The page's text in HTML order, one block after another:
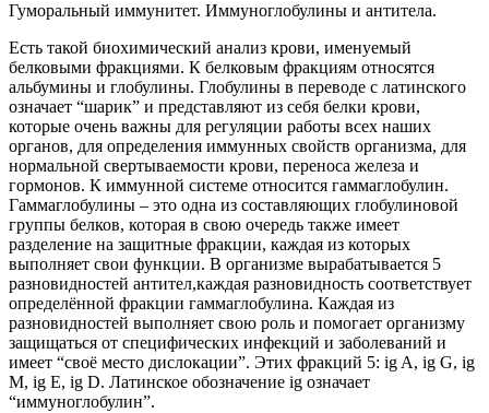
Гуморальный иммунитет. Иммуноглобулины и антитела.
Есть такой биохимический анализ крови, именуемый
белковыми фракциями. К белковым фракциям относятся
альбумины и глобулины. Глобулины в переводе с латинского
означает “шарик” и представляют из себя белки крови,
которые очень важны для регуляции работы всех наших
органов, для определения иммунных свойств организма, для
нормальной свертываемости крови, переноса железа и
гормонов. К иммунной системе относится гаммаглобулин.
Гаммаглобулины – это одна из составляющих глобулиновой
группы белков, которая в свою очередь также имеет
разделение на защитные фракции, каждая из которых
выполняет свои функции. В организме вырабатывается 5
разновидностей антител,каждая разновидность соответствует
определённой фракции гаммаглобулина. Каждая из
разновидностей выполняет свою роль и помогает организму
защищаться от специфических инфекций и заболеваний и
имеет “своё место дислокации”. Этих фракций 5: ig A, ig G, ig
M, ig E, ig D. Латинское обозначение ig означает
“иммуноглобулин”.